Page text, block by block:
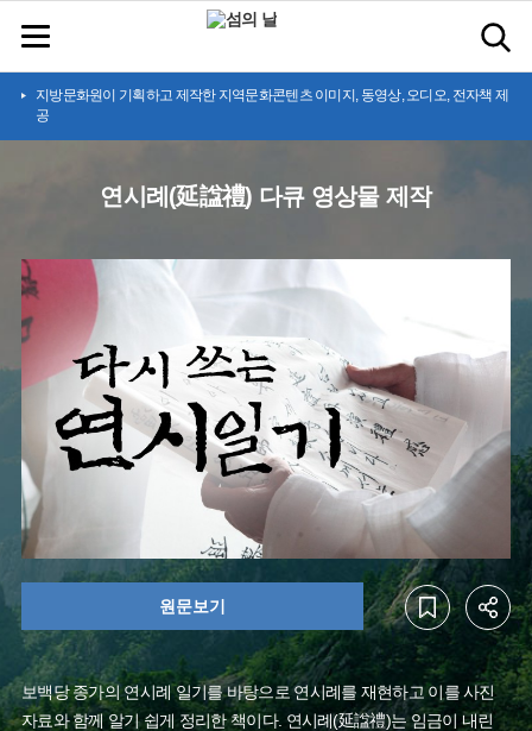
지방문화원이 기획하고 제작한 지역문화콘텐츠 이미지, 동영상, 오디오, 전자책 제
공
연시례(延諡禮) 다큐 영상물 제작
보백당 종가의 연시례 일기를 바탕으로 연시례를 재현하고 이를 사진
자료와 함께 알기 쉽게 정리한 책이다. 연시례(延諡禮)는 임금이 내린
원문보기